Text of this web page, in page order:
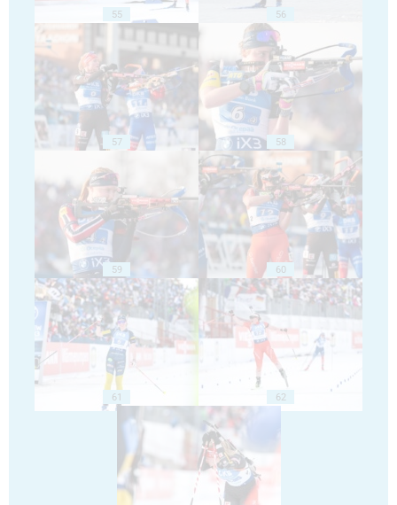
55 56
57 58
59 60
61 62